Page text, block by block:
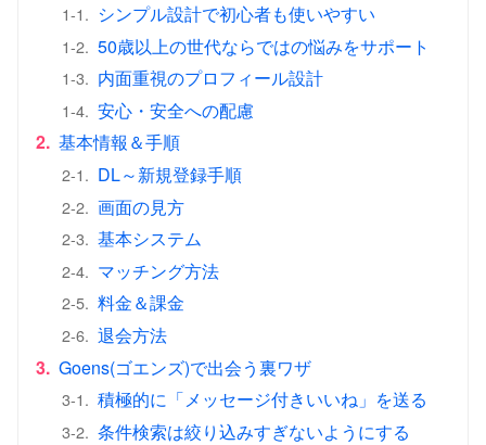
1-1. シンプル設計で初心者も使いやすい
1-2. 50歳以上の世代ならではの悩みをサポート
1-3. 内面重視のプロフィール設計
1-4. 安心・安全への配慮
2. 基本情報＆手順
2-1. DL～新規登録手順
2-2. 画面の見方
2-3. 基本システム
2-4. マッチング方法
2-5. 料金＆課金
2-6. 退会方法
3. Goens(ゴエンズ)で出会う裏ワザ
3-1. 積極的に「メッセージ付きいいね」を送る
3-2. 条件検索は絞り込みすぎないようにする